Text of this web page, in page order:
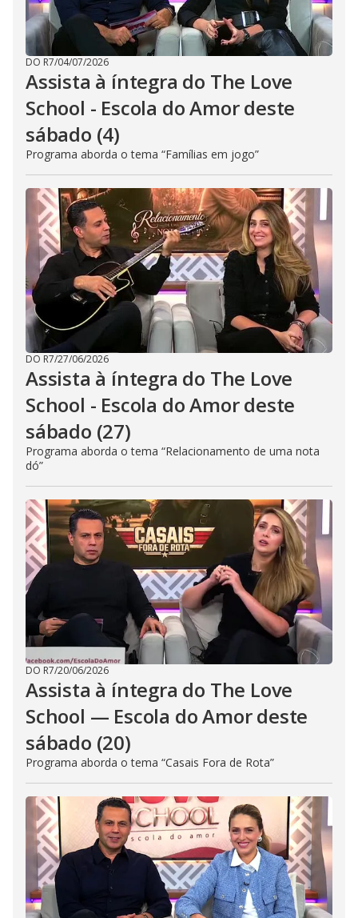
DO R7/04/07/2026
Assista à íntegra do The Love
School - Escola do Amor deste
sábado (4)
Programa aborda o tema “Famílias em jogo”
DO R7/27/06/2026
Assista à íntegra do The Love
School - Escola do Amor deste
sábado (27)
Programa aborda o tema “Relacionamento de uma nota
dó”
DO R7/20/06/2026
Assista à íntegra do The Love
School — Escola do Amor deste
sábado (20)
Programa aborda o tema “Casais Fora de Rota”